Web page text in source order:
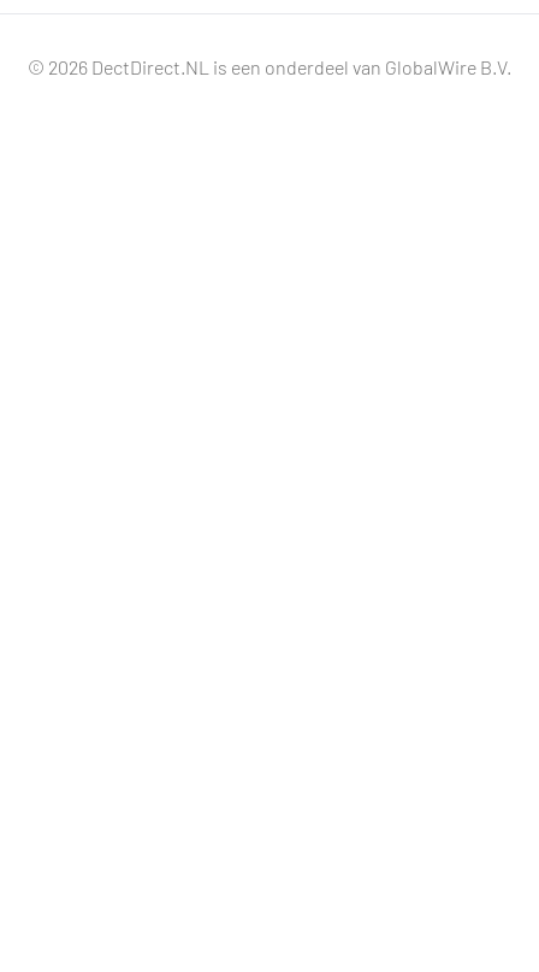
© 2026 DectDirect.NL is een onderdeel van GlobalWire B.V.